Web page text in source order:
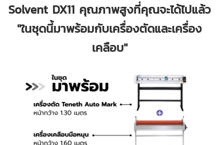
Solvent DX11 คุณภาพสูงที่คุณจะได้ไปแล้ว
"ในชุดนี้มาพร้อมกับเครื่องตัดและเครื่อง
เคลือบ"